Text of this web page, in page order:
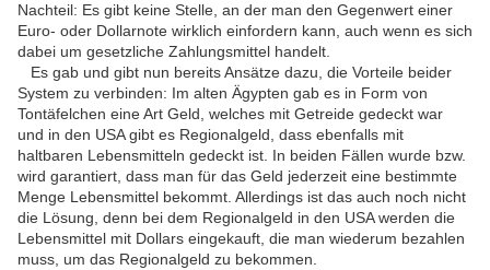
Nachteil: Es gibt keine Stelle, an der man den Gegenwert einer
Euro- oder Dollarnote wirklich einfordern kann, auch wenn es sich
dabei um gesetzliche Zahlungsmittel handelt.
Es gab und gibt nun bereits Ansätze dazu, die Vorteile beider
System zu verbinden: Im alten Ägypten gab es in Form von
Tontäfelchen eine Art Geld, welches mit Getreide gedeckt war
und in den USA gibt es Regionalgeld, dass ebenfalls mit
haltbaren Lebensmitteln gedeckt ist. In beiden Fällen wurde bzw.
wird garantiert, dass man für das Geld jederzeit eine bestimmte
Menge Lebensmittel bekommt. Allerdings ist das auch noch nicht
die Lösung, denn bei dem Regionalgeld in den USA werden die
Lebensmittel mit Dollars eingekauft, die man wiederum bezahlen
muss, um das Regionalgeld zu bekommen.